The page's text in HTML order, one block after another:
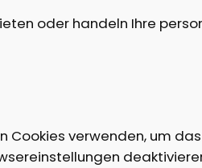
oder handeln Ihre
Cookies verwenden, um